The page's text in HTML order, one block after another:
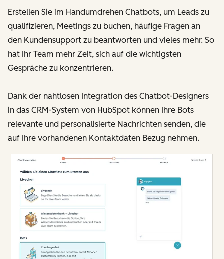
Erstellen Sie im Handumdrehen Chatbots, um Leads zu
qualifizieren, Meetings zu buchen, häufige Fragen an
den Kundensupport zu beantworten und vieles mehr. So
hat Ihr Team mehr Zeit, sich auf die wichtigsten
Gespräche zu konzentrieren.
Dank der nahtlosen Integration des Chatbot-Designers
in das CRM-System von HubSpot können Ihre Bots
relevante und personalisierte Nachrichten senden, die
auf Ihre vorhandenen Kontaktdaten Bezug nehmen.